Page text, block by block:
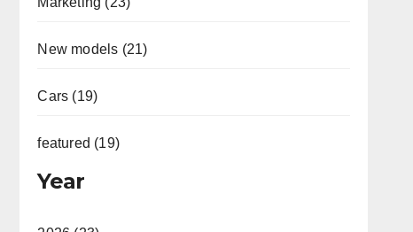
New models (21)
Cars (19)
featured (19)
Year